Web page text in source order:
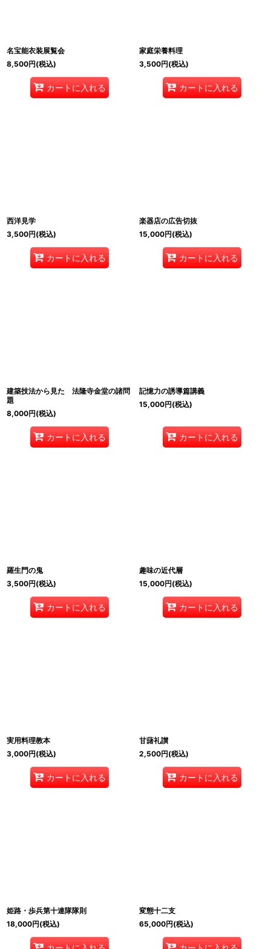
名宝能衣装展覧会
8,500円(税込)
カートに入れる
家庭栄養料理
3,500円(税込)
カートに入れる
西洋見学
3,500円(税込)
カートに入れる
楽器店の広告切抜
15,000円(税込)
カートに入れる
建築技法から見た 法隆寺金堂の諸問
題
8,000円(税込)
カートに入れる
記憶力の誘導篇講義
15,000円(税込)
カートに入れる
羅生門の鬼
3,500円(税込)
カートに入れる
趣味の近代層
15,000円(税込)
カートに入れる
実用料理教本
3,000円(税込)
カートに入れる
甘藷礼讃
2,500円(税込)
カートに入れる
姫路・歩兵第十連隊隊則
18,000円(税込)
変態十二支
65,000円(税込)